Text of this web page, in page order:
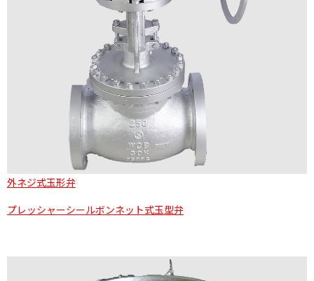
外ネジ式玉形弁
プレッシャーシールボンネット式玉型弁